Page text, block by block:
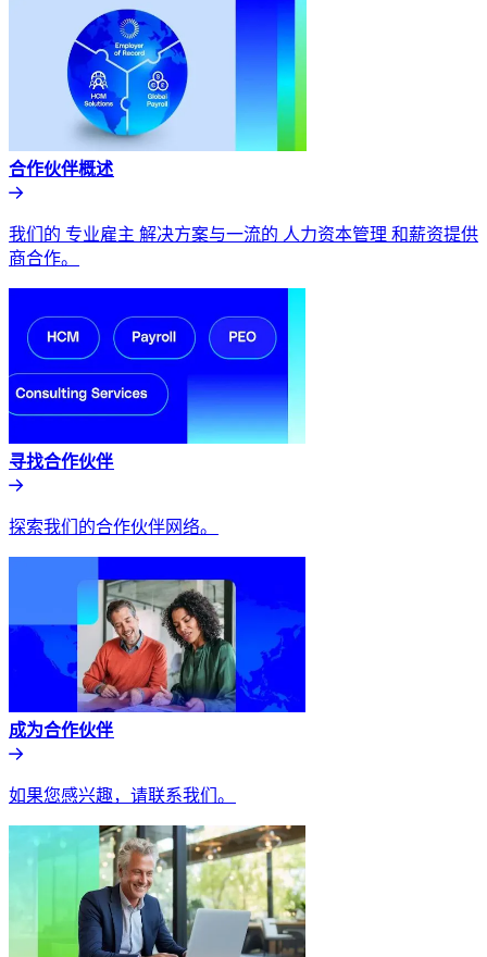
合作伙伴概述​​
我们的 专业雇主 解决方案与一流的 人力资本管理 和薪资提供
商合作。​​
寻找合作伙伴​​
探索我们的合作伙伴网络。​​
成为合作伙伴​​
如果您感兴趣，请联系我们。​​